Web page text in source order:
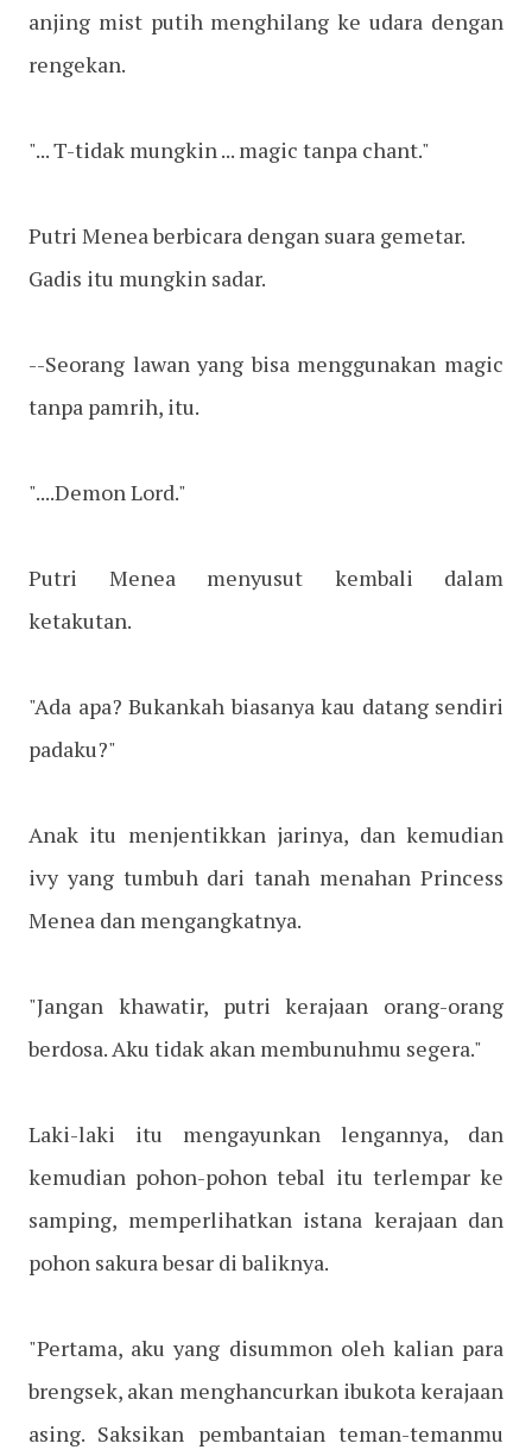
anjing mist putih menghilang ke udara dengan
rengekan.
"... T-tidak mungkin ... magic tanpa chant."
Putri Menea berbicara dengan suara gemetar.
Gadis itu mungkin sadar.
--Seorang lawan yang bisa menggunakan magic
tanpa pamrih, itu.
"....Demon Lord."
Putri Menea menyusut kembali dalam
ketakutan.
"Ada apa? Bukankah biasanya kau datang sendiri
padaku?"
Anak itu menjentikkan jarinya, dan kemudian
ivy yang tumbuh dari tanah menahan Princess
Menea dan mengangkatnya.
"Jangan khawatir, putri kerajaan orang-orang
berdosa. Aku tidak akan membunuhmu segera."
Laki-laki itu mengayunkan lengannya, dan
kemudian pohon-pohon tebal itu terlempar ke
samping, memperlihatkan istana kerajaan dan
pohon sakura besar di baliknya.
"Pertama, aku yang disummon oleh kalian para
brengsek, akan menghancurkan ibukota kerajaan
asing. Saksikan pembantaian teman-temanmu